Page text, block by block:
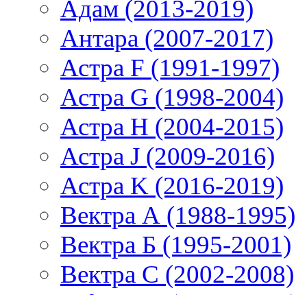
Адам (2013-2019)
Антара (2007-2017)
Астра F (1991-1997)
Астра G (1998-2004)
Астра H (2004-2015)
Астра J (2009-2016)
Астра K (2016-2019)
Вектра А (1988-1995)
Вектра Б (1995-2001)
Вектра С (2002-2008)